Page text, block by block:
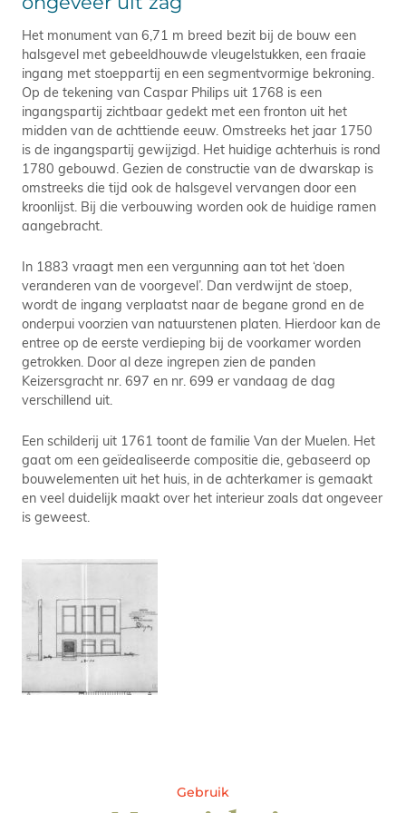
Het monument van 6,71 m breed bezit bij de bouw een
halsgevel met gebeeldhouwde vleugelstukken, een fraaie
ingang met stoeppartij en een segmentvormige bekroning.
Op de tekening van Caspar Philips uit 1768 is een
ingangspartij zichtbaar gedekt met een fronton uit het
midden van de achttiende eeuw. Omstreeks het jaar 1750
is de ingangspartij gewijzigd. Het huidige achterhuis is rond
1780 gebouwd. Gezien de constructie van de dwarskap is
omstreeks die tijd ook de halsgevel vervangen door een
kroonlijst. Bij die verbouwing worden ook de huidige ramen
aangebracht.
In 1883 vraagt men een vergunning aan tot het ‘doen
veranderen van de voorgevel’. Dan verdwijnt de stoep,
wordt de ingang verplaatst naar de begane grond en de
onderpui voorzien van natuurstenen platen. Hierdoor kan de
entree op de eerste verdieping bij de voorkamer worden
getrokken. Door al deze ingrepen zien de panden
Keizersgracht nr. 697 en nr. 699 er vandaag de dag
verschillend uit.
Een schilderij uit 1761 toont de familie Van der Muelen. Het
gaat om een geïdealiseerde compositie die, gebaseerd op
bouwelementen uit het huis, in de achterkamer is gemaakt
en veel duidelijk maakt over het interieur zoals dat ongeveer
is geweest.
Gebruik